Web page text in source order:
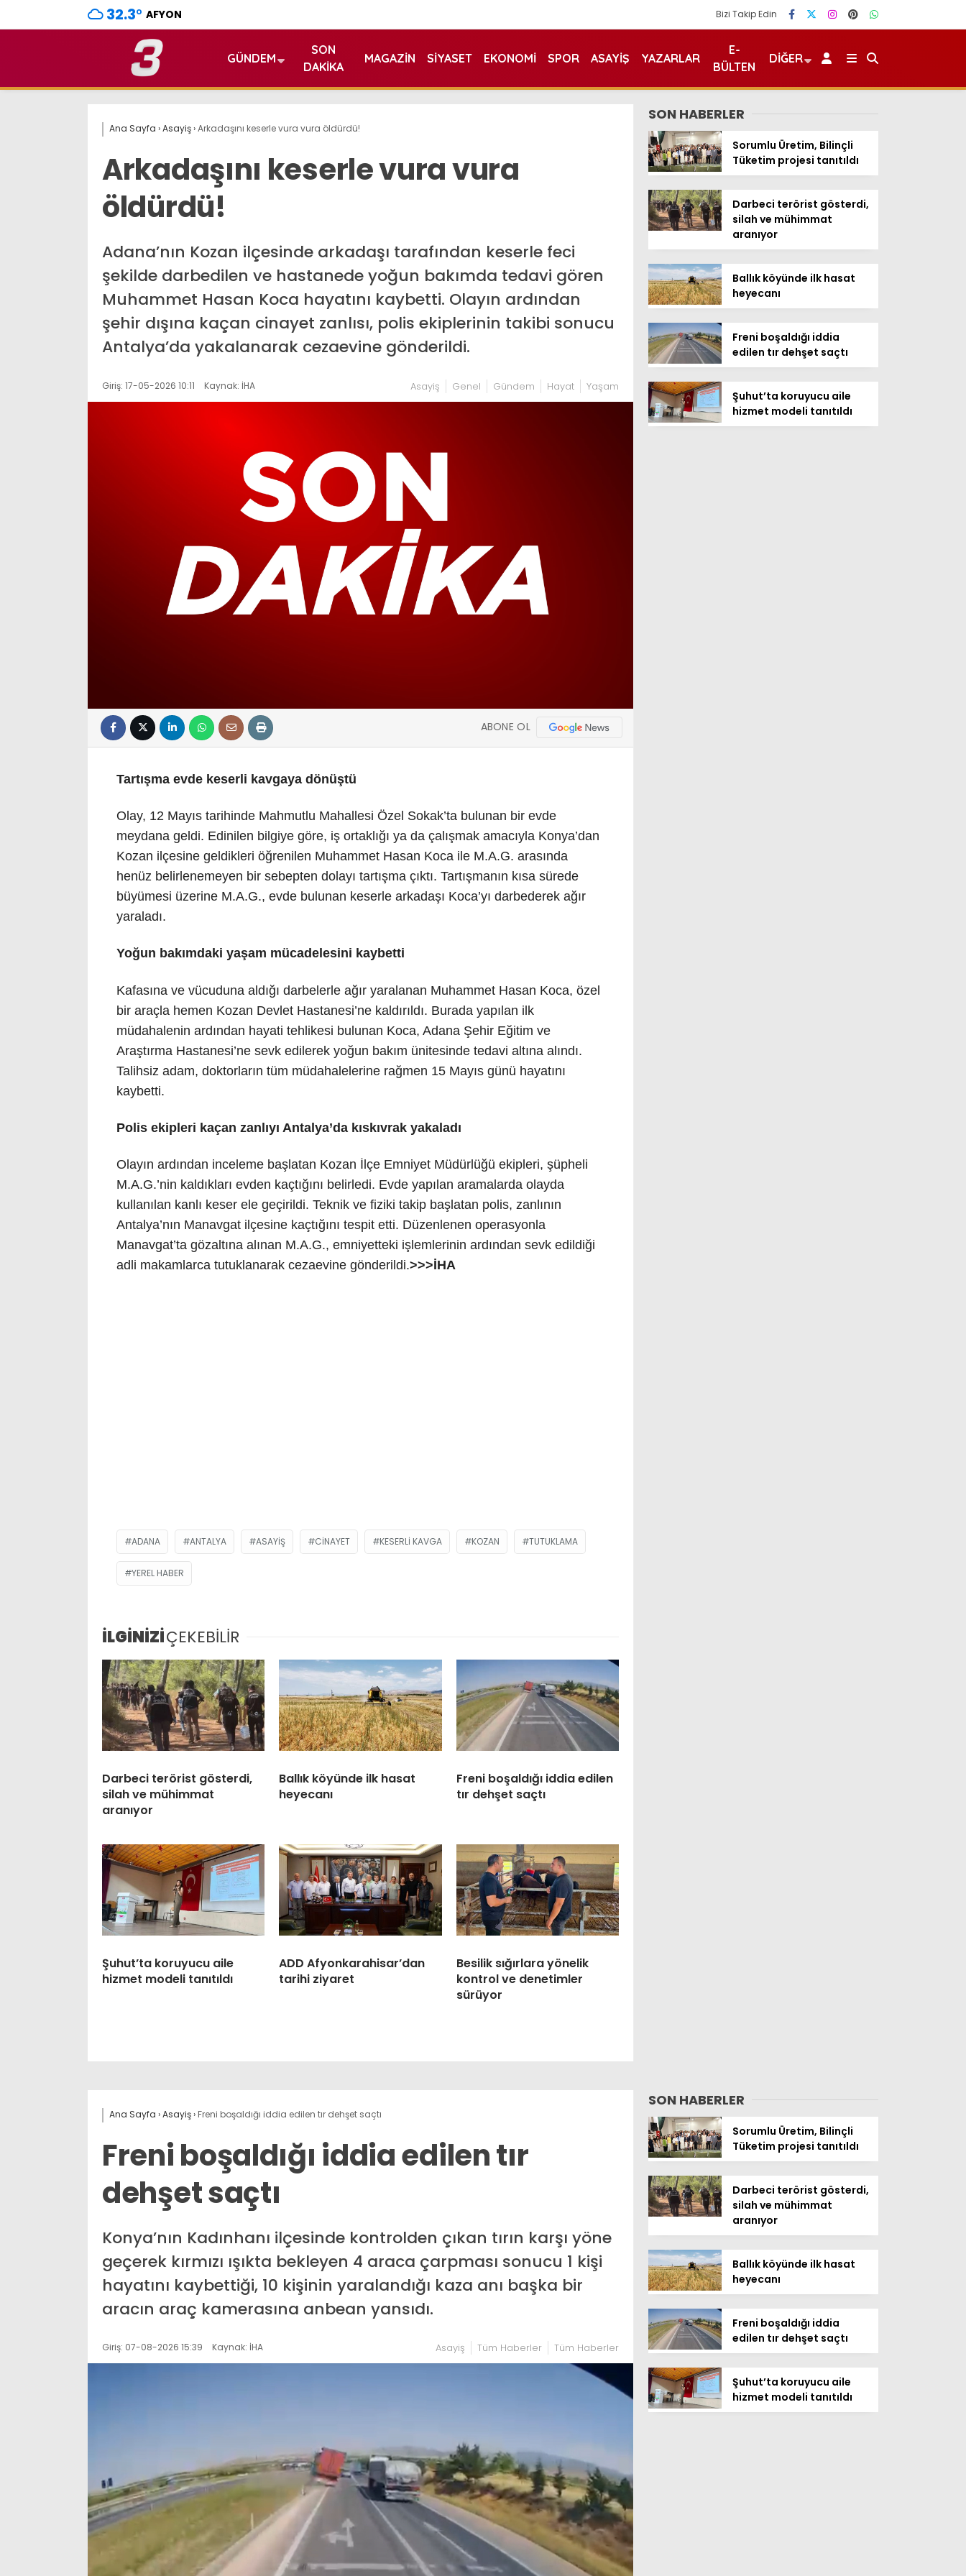
32.3° AFYON Bizi Takip Edin
GÜNDEM
SON
DAKIKA
MAGAZIN SIYASET EKONOMI SPOR ASAYIŞ YAZARLAR
E-
BÜLTEN
DIĞER
Ana Sayfa ›Asayiş›Arkadaşını keserle vura vura öldürdü!
Arkadaşını keserle vura vura
öldürdü!
Adana’nın Kozan ilçesinde arkadaşı tarafından keserle feci
şekilde darbedilen ve hastanede yoğun bakımda tedavi gören
Muhammet Hasan Koca hayatını kaybetti. Olayın ardından
şehir dışına kaçan cinayet zanlısı, polis ekiplerinin takibi sonucu
Antalya’da yakalanarak cezaevine gönderildi.
Giriş: 17-05-2026 10:11 Kaynak: İHA Asayiş Genel Gündem Hayat Yaşam
ABONE OL
Tartışma evde keserli kavgaya dönüştü
Olay, 12 Mayıs tarihinde Mahmutlu Mahallesi Özel Sokak’ta bulunan bir evde
meydana geldi. Edinilen bilgiye göre, iş ortaklığı ya da çalışmak amacıyla Konya’dan
Kozan ilçesine geldikleri öğrenilen Muhammet Hasan Koca ile M.A.G. arasında
henüz belirlenemeyen bir sebepten dolayı tartışma çıktı. Tartışmanın kısa sürede
büyümesi üzerine M.A.G., evde bulunan keserle arkadaşı Koca’yı darbederek ağır
yaraladı.
Yoğun bakımdaki yaşam mücadelesini kaybetti
Kafasına ve vücuduna aldığı darbelerle ağır yaralanan Muhammet Hasan Koca, özel
bir araçla hemen Kozan Devlet Hastanesi’ne kaldırıldı. Burada yapılan ilk
müdahalenin ardından hayati tehlikesi bulunan Koca, Adana Şehir Eğitim ve
Araştırma Hastanesi’ne sevk edilerek yoğun bakım ünitesinde tedavi altına alındı.
Talihsiz adam, doktorların tüm müdahalelerine rağmen 15 Mayıs günü hayatını
kaybetti.
Polis ekipleri kaçan zanlıyı Antalya’da kıskıvrak yakaladı
Olayın ardından inceleme başlatan Kozan İlçe Emniyet Müdürlüğü ekipleri, şüpheli
M.A.G.’nin kaldıkları evden kaçtığını belirledi. Evde yapılan aramalarda olayda
kullanılan kanlı keser ele geçirildi. Teknik ve fiziki takip başlatan polis, zanlının
Antalya’nın Manavgat ilçesine kaçtığını tespit etti. Düzenlenen operasyonla
Manavgat’ta gözaltına alınan M.A.G., emniyetteki işlemlerinin ardından sevk edildiği
adli makamlarca tutuklanarak cezaevine gönderildi.>>>İHA
ADANA ANTALYA ASAYIŞ CINAYET KESERLI KAVGA KOZAN TUTUKLAMA
YEREL HABER
İLGİNİZİÇEKEBİLİR
Darbeci terörist gösterdi,
silah ve mühimmat
aranıyor
Ballık köyünde ilk hasat
heyecanı
Freni boşaldığı iddia edilen
tır dehşet saçtı
Şuhut’ta koruyucu aile
hizmet modeli tanıtıldı
ADD Afyonkarahisar’dan
tarihi ziyaret
Besilik sığırlara yönelik
kontrol ve denetimler
sürüyor
SON HABERLER
Sorumlu Üretim, Bilinçli
Tüketim projesi tanıtıldı
Darbeci terörist gösterdi,
silah ve mühimmat
aranıyor
Ballık köyünde ilk hasat
heyecanı
Freni boşaldığı iddia
edilen tır dehşet saçtı
Şuhut’ta koruyucu aile
hizmet modeli tanıtıldı
Ana Sayfa ›Asayiş› Freni boşaldığı iddia edilen tır dehşet saçtı
Freni boşaldığı iddia edilen tır
dehşet saçtı
Konya’nın Kadınhanı ilçesinde kontrolden çıkan tırın karşı yöne
geçerek kırmızı ışıkta bekleyen 4 araca çarpması sonucu 1 kişi
hayatını kaybettiği, 10 kişinin yaralandığı kaza anı başka bir
aracın araç kamerasına anbean yansıdı.
Giriş: 07-08-2026 15:39 Kaynak: İHA Asayiş Tüm Haberler Tüm Haberler
SON HABERLER
Sorumlu Üretim, Bilinçli
Tüketim projesi tanıtıldı
Darbeci terörist gösterdi,
silah ve mühimmat
aranıyor
Ballık köyünde ilk hasat
heyecanı
Freni boşaldığı iddia
edilen tır dehşet saçtı
Şuhut’ta koruyucu aile
hizmet modeli tanıtıldı